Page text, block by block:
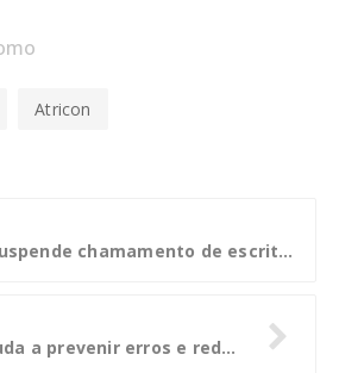
Atricon
Cautelar suspende chamamento de escritório de advocacia na Goiasfomento
Gestão Eficaz ajuda a prevenir erros e reduzir custos nas prefeituras